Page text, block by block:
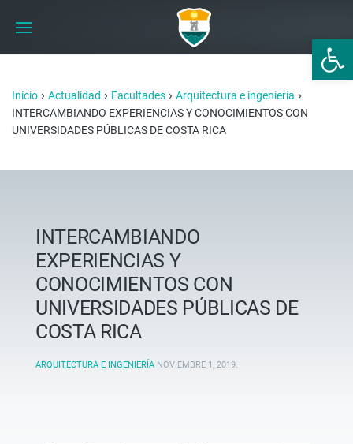
Abrir
Inicio › Actualidad › Facultades › Arquitectura e ingeniería ›
INTERCAMBIANDO EXPERIENCIAS Y CONOCIMIENTOS CON
UNIVERSIDADES PÚBLICAS DE COSTA RICA
INTERCAMBIANDO
EXPERIENCIAS Y
CONOCIMIENTOS CON
UNIVERSIDADES PÚBLICAS DE
COSTA RICA
ARQUITECTURA E INGENIERÍA NOVIEMBRE 1, 2019.